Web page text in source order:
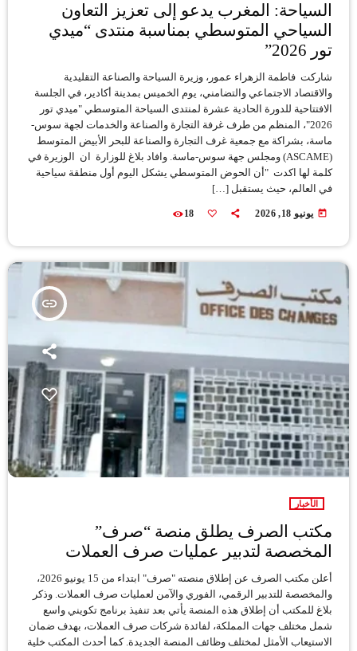
السياحة: المغرب يدعو إلى تعزيز التعاون
السياحي المتوسطي بمناسبة منتدى “ميدي
تور 2026”
شاركت فاطمة الزهراء عمور، وزيرة السياحة والصناعة التقليدية
والاقتصاد الاجتماعي والتضامني، يوم الخميس بمدينة أكادير، في الجلسة
الافتتاحية للدورة الحادية عشرة لمنتدى السياحة المتوسطي "ميدي تور
2026"، المنظم من طرف غرفة التجارة والصناعة والخدمات لجهة سوس-
ماسة، بشراكة مع جمعية غرف التجارة والصناعة للبحر الأبيض المتوسط
(ASCAME) ومجلس جهة سوس-ماسة. وافاد بلاغ للوزارة ان الوزيرة في
كلمة لها اكدت "أن الحوض المتوسطي يشكل اليوم أول منطقة سياحية
في العالم، حيث يستقبل […]
today يونيو 18, 2026 18
insert_link
الأخبار
مكتب الصرف يطلق منصة “صرف”
المخصصة لتدبير عمليات صرف العملات
أعلن مكتب الصرف عن إطلاق منصته "صرف" ابتداء من 15 يونيو 2026،
والمخصصة للتدبير الرقمي، الفوري والآمن لعمليات صرف العملات. وذكر
بلاغ للمكتب أن إطلاق هذه المنصة يأتي بعد تنفيذ برنامج تكويني واسع
شمل مختلف جهات المملكة، لفائدة شركات صرف العملات، بهدف ضمان
الاستيعاب الأمثل لمختلف وظائف المنصة الجديدة. كما أحدث المكتب خلية